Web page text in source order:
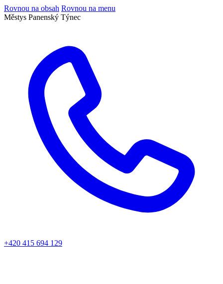
Rovnou na obsah Rovnou na menu
Městys Panenský Týnec
+420 415 694 129